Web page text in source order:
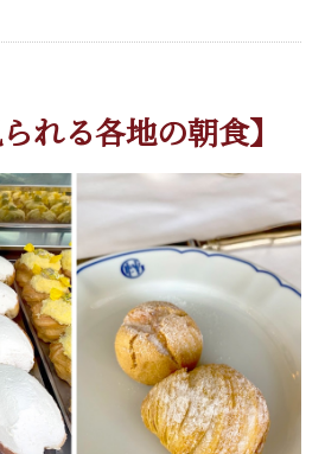
れる各地の朝食】